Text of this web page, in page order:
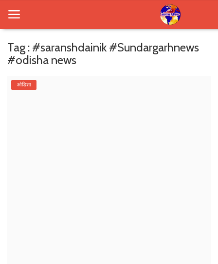
बिहार
Tag : #saranshdainik #Sundargarhnews
#odisha news
ओडिशा